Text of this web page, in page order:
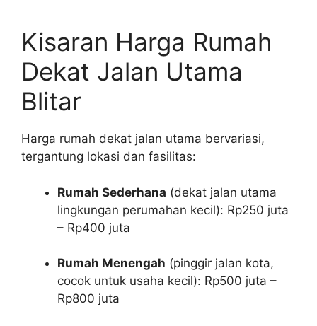
Kisaran Harga Rumah
Dekat Jalan Utama
Blitar
Harga rumah dekat jalan utama bervariasi,
tergantung lokasi dan fasilitas:
Rumah Sederhana (dekat jalan utama
lingkungan perumahan kecil): Rp250 juta
– Rp400 juta
Rumah Menengah (pinggir jalan kota,
cocok untuk usaha kecil): Rp500 juta –
Rp800 juta